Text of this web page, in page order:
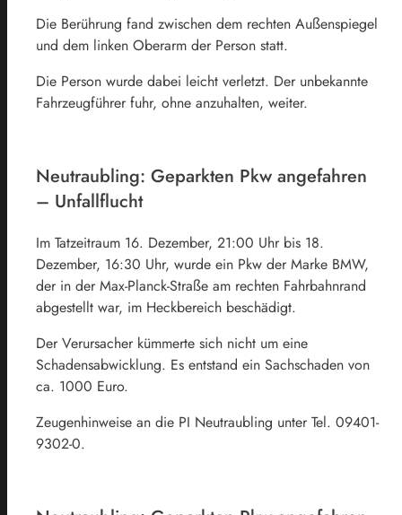
Die Berührung fand zwischen dem rechten Außenspiegel
und dem linken Oberarm der Person statt.
Die Person wurde dabei leicht verletzt. Der unbekannte
Fahrzeugführer fuhr, ohne anzuhalten, weiter.
Neutraubling: Geparkten Pkw angefahren
– Unfallflucht
Im Tatzeitraum 16. Dezember, 21:00 Uhr bis 18.
Dezember, 16:30 Uhr, wurde ein Pkw der Marke BMW,
der in der Max-Planck-Straße am rechten Fahrbahnrand
abgestellt war, im Heckbereich beschädigt.
Der Verursacher kümmerte sich nicht um eine
Schadensabwicklung. Es entstand ein Sachschaden von
ca. 1000 Euro.
Zeugenhinweise an die PI Neutraubling unter Tel. 09401-
9302-0.